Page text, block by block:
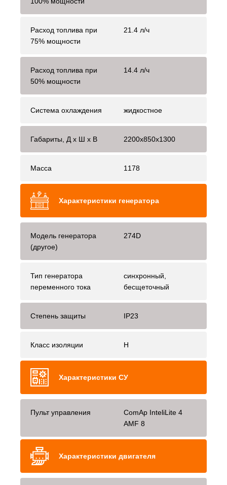
Расход топлива при
75% мощности
21.4 л/ч
Расход топлива при
50% мощности
14.4 л/ч
Система охлаждения жидкостное
Габариты, Д x Ш x В 2200x850x1300
Масса 1178
Характеристики генератора
Модель генератора
(другое)
274D
Тип генератора
переменного тока
синхронный,
бесщеточный
Степень защиты IP23
Класс изоляции H
Характеристики СУ
Пульт управления
ComAp InteliLite 4
AMF 8
Характеристики двигателя